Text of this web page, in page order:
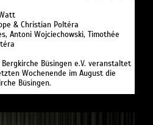
& Christian Poltéra
Antoni Wojciechowski, Timothée
Büsingen e.V. veranstaltet
Wochenende im August die
Büsingen.